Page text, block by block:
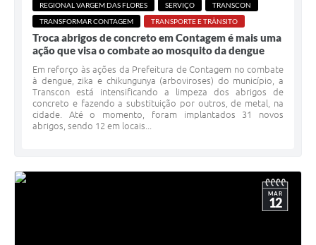
REGIONAL VARGEM DAS FLORES
SERVIÇO
TRANSCON
TRANSFORMAR CONTAGEM
TRANSPORTE E TRÂNSITO
Troca abrigos de concreto em Contagem é mais uma
ação que visa o combate ao mosquito da dengue
Em reforço às ações da Prefeitura de Contagem no combate
à dengue, zika e chikungunya (arboviroses) do município, a
Transcon está intensificando a limpeza dos abrigos de
concreto e fazendo a substituição por outros, de metal, na
cidade. Até o momento, foram implantados 31 novos
abrigos, sendo 12 em locais...
MAR
12